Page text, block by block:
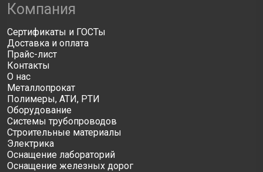
Компания
Сертификаты и ГОСТы
Доставка и оплата
Прайс-лист
Контакты
О нас
Металлопрокат
Полимеры, АТИ, РТИ
Оборудование
Системы трубопроводов
Строительные материалы
Электрика
Оснащение лабораторий
Оснащение железных дорог